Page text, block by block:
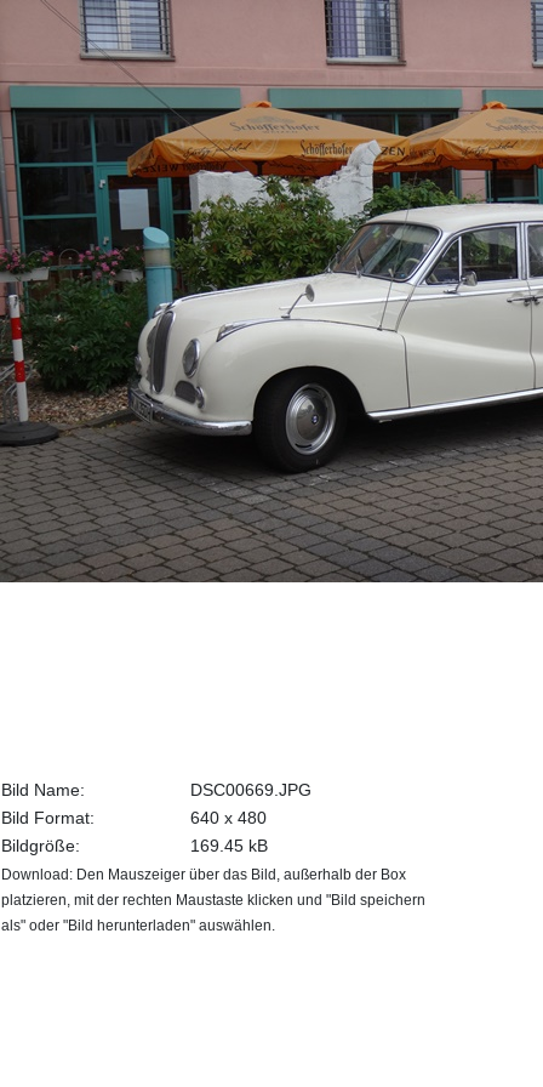
Bild Name:
DSC00669.JPG
Bild Format:
640 x 480
Bildgröße:
169.45 kB
Download: Den Mauszeiger über das Bild, außerhalb der Box
platzieren, mit der rechten Maustaste klicken und "Bild speichern
als" oder "Bild herunterladen" auswählen.